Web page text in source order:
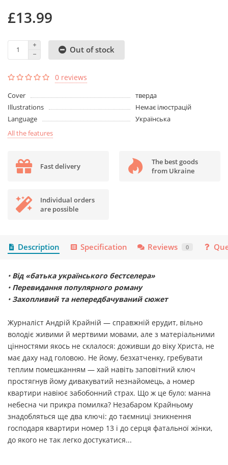
£13.99
Out of stock
0 reviews
Cover
тверда
Illustrations
Немає ілюстрацій
Language
Українська
All the features
Fast delivery
The best goods
from Ukraine
Individual orders
are possible
Description Specification Reviews 0
• Від «батька українського бестселера»
• Перевидання популярного роману
• Захопливий та непередбачуваний сюжет
Журналіст Андрій Крайній — справжній ерудит, вільно
володіє живими й мертвими мовами, але з матеріальними
цінностями якось не склалося: доживши до віку Христа, не
має даху над головою. Не йому, безхатченку, гребувати
теплим помешканням — хай навіть заповітний ключ
простягнув йому дивакуватий незнайомець, а номер
квартири навіює забобонний страх. Що ж це було: манна
небесна чи прикра помилка? Незабаром Крайньому
знадобляться ще два ключі: до таємниці зникнення
господаря квартири номер 13 і до серця фатальної жінки,
до якого не так легко достукатися...